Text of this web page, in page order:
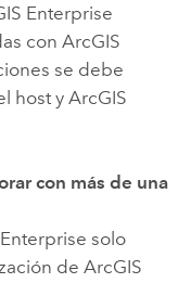
Enterprise
con ArcGIS
se debe
host yArcGIS
con más de una
solo
de ArcGIS